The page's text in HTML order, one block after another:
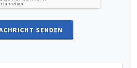
SENDEN